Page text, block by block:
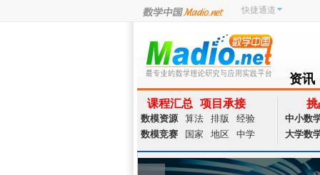
快捷通道
资讯
NEWS
课程汇总 项目承接
数模资源 算法 排版
经验
数模竞赛
国家 地区 中学
挑
中小数
大学数